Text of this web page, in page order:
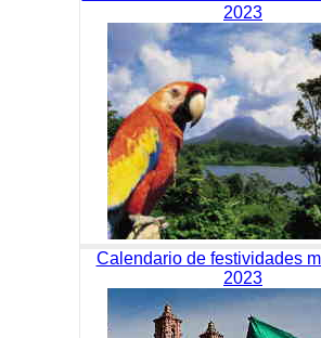
2023
Calendario de festividades
2023